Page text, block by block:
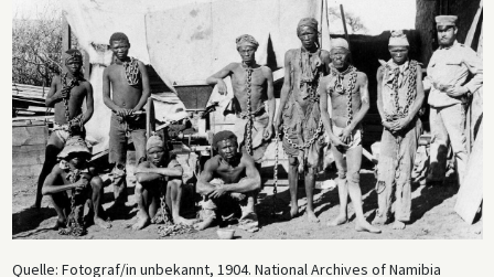
extremen Charakter des deutschen militärischen Vorgehens.
Die Brutalität Trothas löste Entsetzen im Deutschen Reich und darüber
hinaus aus. Der Aufstand endete schließlich 1907/1908. Grobe
Schätzungen der Anzahl der getöteten Herero und Nama belaufen sich
jeweils auf 65.000 (80 Prozent der Herero Bevölkerung) und 10.000 (50
Prozent der Nama Bevölkerung). Die deutsche Ministerin für
wirtschaftliche Zusammenarbeit und Entwicklung Heidemarie
Wieczorek-Zeul reiste 2004 nach Namibia und sprach im Namen der
deutschen Bevölkerung eine formelle Entschuldigung aus.
Quelle: Fotograf/in unbekannt, 1904. National Archives of Namibia